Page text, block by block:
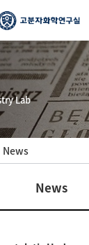
Lab
News
News